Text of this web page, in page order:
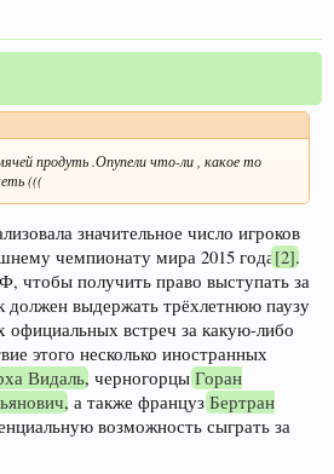
продуть .Опупели что-ли , какое то
(((
значительное число игроков
чемпионату мира 2015 года [2].
чтобы получить право выступать за
выдержать трёхлетнюю паузу
официальных встреч за какую-либо
этого несколько иностранных
Видаль, черногорцы Горан
, а также француз Бертран
возможность сыграть за